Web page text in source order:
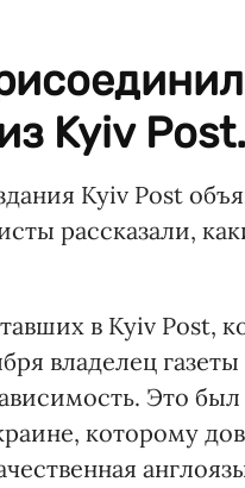
Kyiv Post.
Kyiv Post
рассказали,
в Kyiv Post,
владелец
Это был
которому